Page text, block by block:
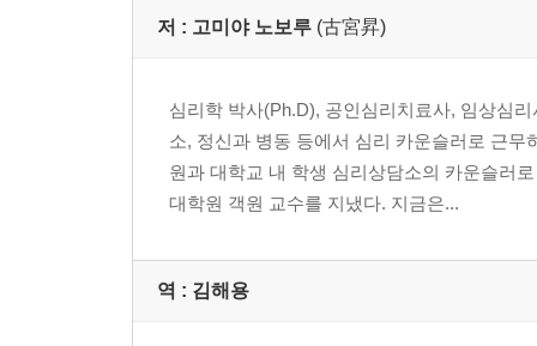
저 : 고미야 노보루 (古宮昇)
심리학 박사(Ph.D), 공인심리치료사, 임상심
소, 정신과 병동 등에서 심리 카운슬러로 근
원과 대학교 내 학생 심리상담소의 카운슬러
대학원 객원 교수를 지냈다. 지금은...
역 : 김해용